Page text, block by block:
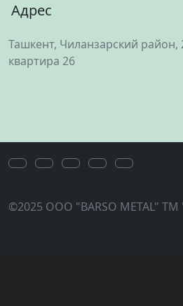
Адрес
Ташкент, Чиланзарский район,
квартира 26
©2025 OOO "BARSO METAL" ТМ